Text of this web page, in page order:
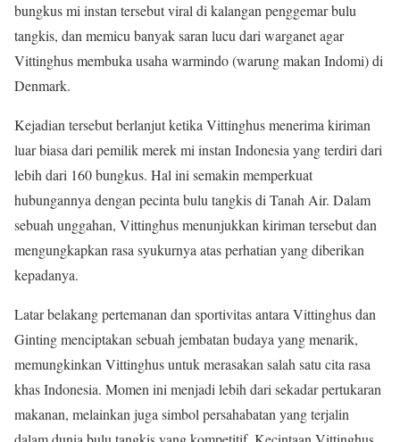
bungkus mi instan tersebut viral di kalangan penggemar bulu
tangkis, dan memicu banyak saran lucu dari warganet agar
Vittinghus membuka usaha warmindo (warung makan Indomi) di
Denmark.
Kejadian tersebut berlanjut ketika Vittinghus menerima kiriman
luar biasa dari pemilik merek mi instan Indonesia yang terdiri dari
lebih dari 160 bungkus. Hal ini semakin memperkuat
hubungannya dengan pecinta bulu tangkis di Tanah Air. Dalam
sebuah unggahan, Vittinghus menunjukkan kiriman tersebut dan
mengungkapkan rasa syukurnya atas perhatian yang diberikan
kepadanya.
Latar belakang pertemanan dan sportivitas antara Vittinghus dan
Ginting menciptakan sebuah jembatan budaya yang menarik,
memungkinkan Vittinghus untuk merasakan salah satu cita rasa
khas Indonesia. Momen ini menjadi lebih dari sekadar pertukaran
makanan, melainkan juga simbol persahabatan yang terjalin